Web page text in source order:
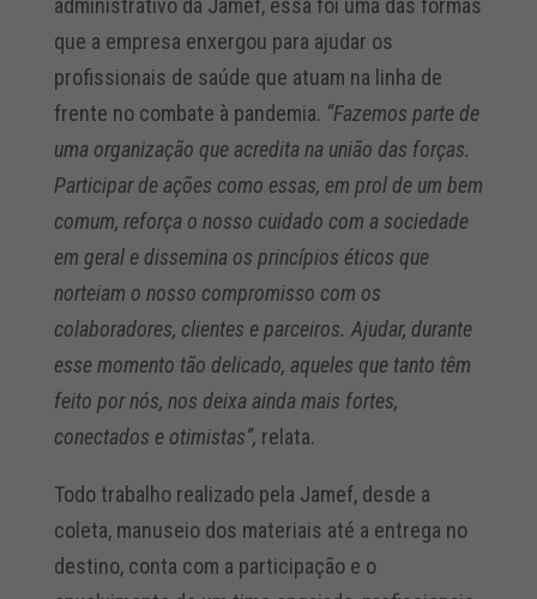
administrativo da Jamef, essa foi uma das formas
que a empresa enxergou para ajudar os
profissionais de saúde que atuam na linha de
frente no combate à pandemia. “Fazemos parte de
uma organização que acredita na união das forças.
Participar de ações como essas, em prol de um bem
comum, reforça o nosso cuidado com a sociedade
em geral e dissemina os princípios éticos que
norteiam o nosso compromisso com os
colaboradores, clientes e parceiros. Ajudar, durante
esse momento tão delicado, aqueles que tanto têm
feito por nós, nos deixa ainda mais fortes,
conectados e otimistas”, relata.
Todo trabalho realizado pela Jamef, desde a
coleta, manuseio dos materiais até a entrega no
destino, conta com a participação e o